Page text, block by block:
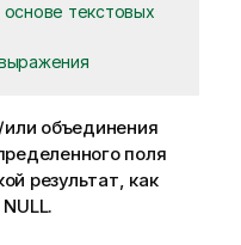
основе текстовых
или объединения
поля
результат, как
NULL.